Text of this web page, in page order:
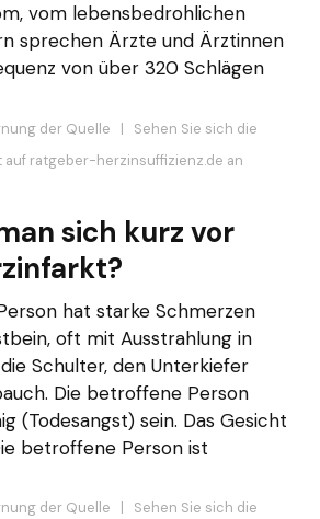
vom lebensbedrohlichen
sprechen Ärzte und Ärztinnen
von über 320 Schlägen
der Quelle | Sehen Sie sich die
ratgeber-herzinsuffizienz.de an
sich kurz vor
hat starke Schmerzen
oft mit Ausstrahlung in
Schulter, den Unterkiefer
Die betroffene Person
(Todesangst) sein. Das Gesicht
betroffene Person ist
der Quelle | Sehen Sie sich die